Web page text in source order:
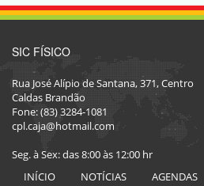
SIC FÍSICO
Rua José Alípio de Santana, 371, Centro
Caldas Brandão
Fone: (83) 3284-1081
cpl.caja@hotmail.com
Seg. à Sex: das 8:00 às 12:00 hr
INÍCIO
NOTÍCIAS AGENDAS